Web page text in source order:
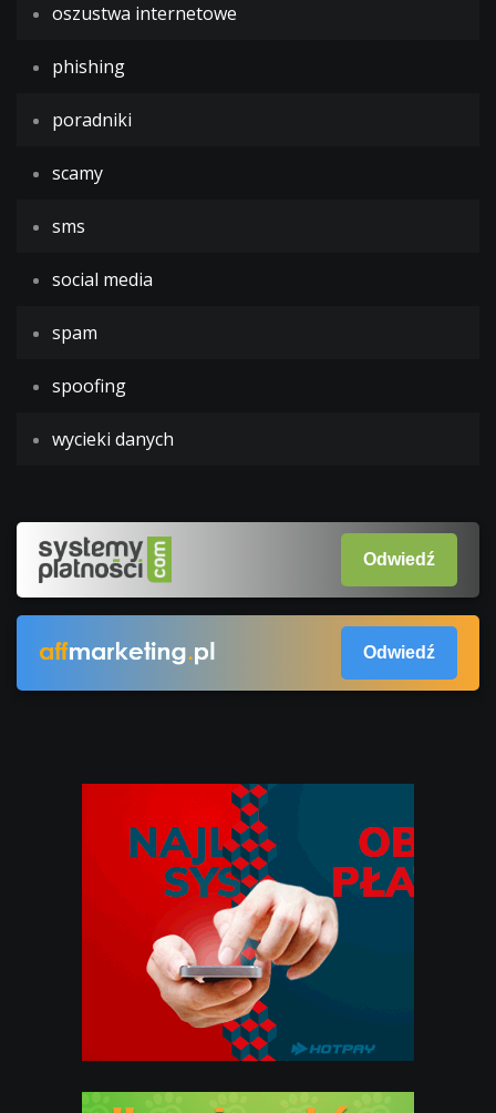
oszustwa internetowe
phishing
poradniki
scamy
sms
social media
spam
spoofing
wycieki danych
Odwiedź
Odwiedź